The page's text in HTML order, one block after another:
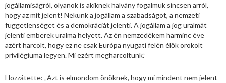
jogállamiságról, olyanok is akiknek halvány fogalmuk sincsen arról,
hogy az mit jelent! Nekünk a jogállam a szabadságot, a nemzeti
függetlenséget és a demokráciát jelenti. A jogállam a jog uralmát
jelenti emberek uralma helyett. Az én nemzedékem harminc éve
azért harcolt, hogy ez ne csak Európa nyugati felén élők örökölt
privilégiuma legyen. Mi ezért megharcoltunk.”
Hozzátette: „Azt is elmondom önöknek, hogy mi mindent nem jelent